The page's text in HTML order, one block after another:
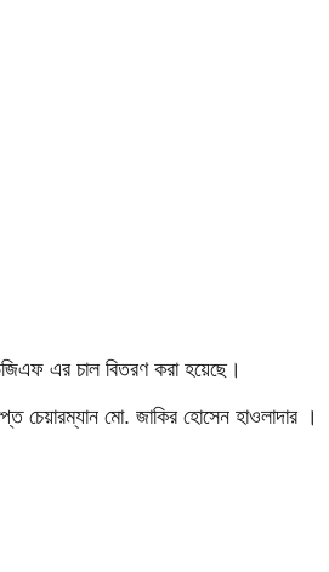
এর চাল বিতরণ করা হয়েছে।
চেয়ারম্যান মো. জাকির হোসেন হাওলাদার ।